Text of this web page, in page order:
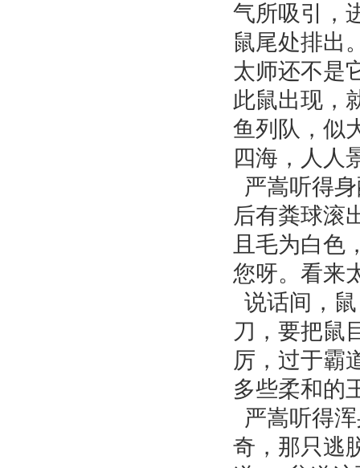
气所吸引，
鼠尾处排出
太师还不是
此鼠出现，
鱼列队，似
四海，人人
严嵩听得
后有粪球滚
且毛为白色
您呀。看来
说话间，
刀，要把鼠
厉，过于霸
多些柔和的
严嵩听得
奇，那只逃